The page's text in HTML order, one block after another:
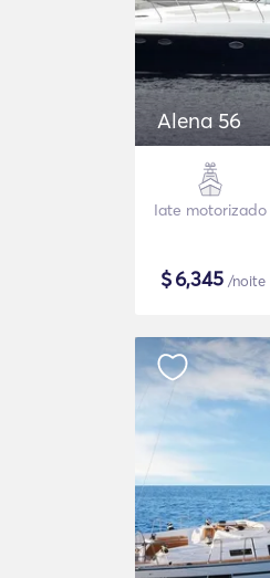
Alena 56
Iate motorizado
$6,345 /noite